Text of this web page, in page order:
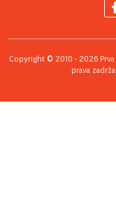
Copyright © 2010 - 2026 Prva
prava